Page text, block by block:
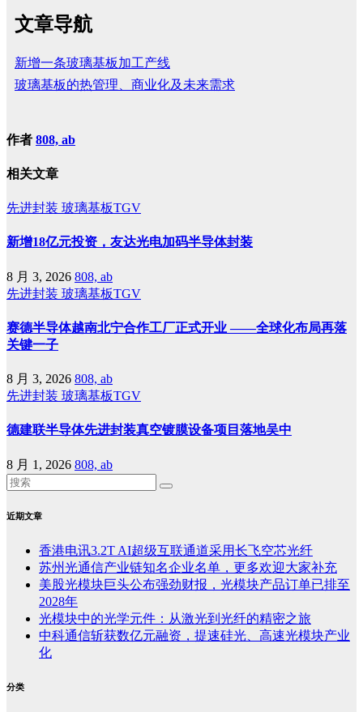
文章导航
新增一条玻璃基板加工产线
玻璃基板的热管理、商业化及未来需求
作者 808, ab
相关文章
先进封装 玻璃基板TGV
新增18亿元投资，友达光电加码半导体封装
8 月 3, 2026 808, ab
先进封装 玻璃基板TGV
赛德半导体越南北宁合作工厂正式开业 ——全球化布局再落
关键一子
8 月 3, 2026 808, ab
先进封装 玻璃基板TGV
德建联半导体先进封装真空镀膜设备项目落地吴中
8 月 1, 2026 808, ab
近期文章
香港电讯3.2T AI超级互联通道采用长飞空芯光纤
苏州光通信产业链知名企业名单，更多欢迎大家补充
美股光模块巨头公布强劲财报，光模块产品订单已排至
2028年
光模块中的光学元件：从激光到光纤的精密之旅
中科通信斩获数亿元融资，提速硅光、高速光模块产业
化
分类